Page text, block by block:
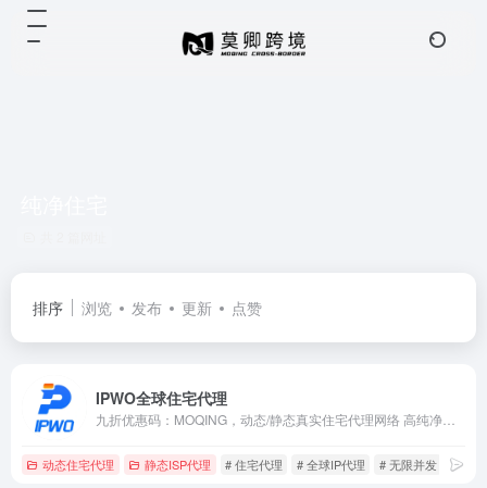
排序 浏览 发布 更新 点赞
IPWO全球住宅代理
动态住宅代理 静态ISP代理 # 住宅代理 # 全球IP代理 # 无限并发